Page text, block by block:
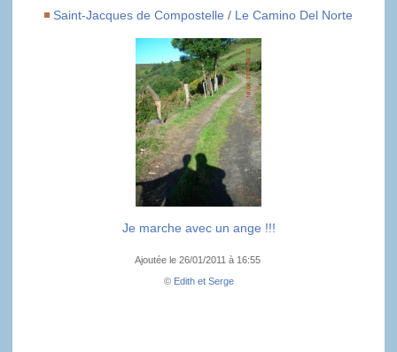
Saint-Jacques de Compostelle / Le Camino Del Norte
Je marche avec un ange !!!
Ajoutée le 26/01/2011 à 16:55
© Edith et Serge